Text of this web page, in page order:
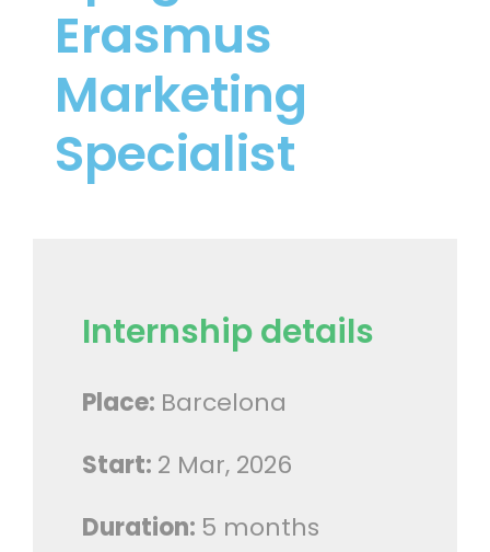
Erasmus
Marketing
Specialist
Internship details
Place: Barcelona
Start: 2 Mar, 2026
Duration: 5 months